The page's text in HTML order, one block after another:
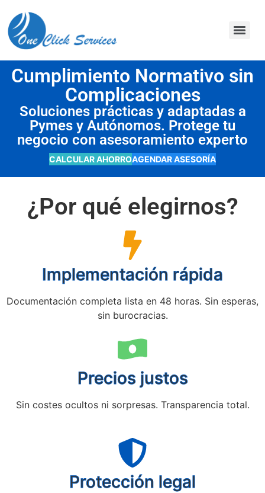
Cumplimiento Normativo sin
Complicaciones
Soluciones prácticas y adaptadas a
Pymes y Autónomos. Protege tu
negocio con asesoramiento experto
CALCULAR AHORROAGENDAR ASESORÍA
¿Por qué elegirnos?
Implementación rápida
Documentación completa lista en 48 horas. Sin esperas,
sin burocracias.
Precios justos
Sin costes ocultos ni sorpresas. Transparencia total.
Protección legal